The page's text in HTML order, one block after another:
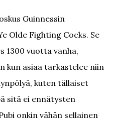
Guinnessin
Olde Fighting Cocks. Se
1300 vuotta vanha,
kun asiaa tarkastelee niin
kuten tällaiset
sitä ei ennätysten
onkin vähän sellainen